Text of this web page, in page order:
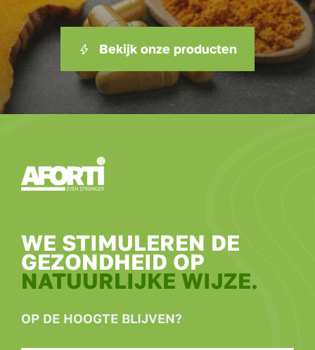
Bekijk onze producten
WE STIMULEREN DE
GEZONDHEID OP
NATUURLIJKE WIJZE.
OP DE HOOGTE BLIJVEN?